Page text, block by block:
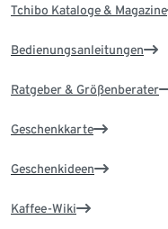
Tchibo Kataloge & Magazine
Bedienungsanleitungen
Ratgeber & Größenberater
Geschenkkarte
Geschenkideen
Kaffee-Wiki